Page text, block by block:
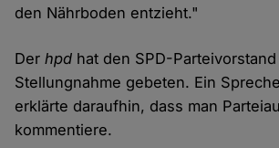
den Nährboden entzieht."
Derhpd hat den SPD-
Stellungnahme gebeten. Ein
erklärte daraufhin, dass man
kommentiere.